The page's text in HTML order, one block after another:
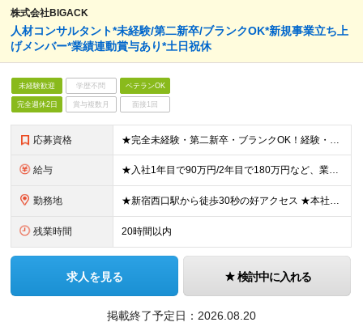
株式会社BIGACK
人材コンサルタント*未経験/第二新卒/ブランクOK*新規事業立ち上
げメンバー*業績連動賞与あり*土日祝休
未経験歓迎 学歴不問 ベテランOK
完全週休2日 賞与複数月 面接1回
応募資格 ★完全未経験・第二新卒・ブランクOK！経験・スキルは一切不問です ★高卒以上 「新規事業にチャレンジしたい」「成長中の企業でキャリアアップしたい」「意欲的な仲間たちと切磋琢磨したい」など、あなたの人
給与 ★入社1年目で90万円/2年目で180万円など、業績連動賞与で高額還元あり！ ★月給23～29万円＋業績連動賞与：年4回＋各種手当 ※月給には、固定残業代（月20時間分／31,000円）を含みます。
勤務地 ★新宿西口駅から徒歩30秒の好アクセス ★本社勤務＆転勤なし 【本社】 東京都新宿区西新宿1丁目3-13 Zenken Plaza2 8F ※変更の範囲：上記を除く当社関連勤務地
残業時間 20時間以内
求人を見る 検討中に入れる
掲載終了予定日： 2026.08.20